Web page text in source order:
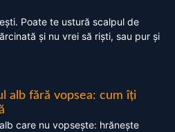
Poate te ustură scalpul de
și nu vrei să riști, sau pur și
alb fără vopsea: cum îți
care nu vopsește: hrănește